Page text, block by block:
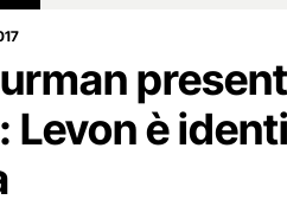
Levon è